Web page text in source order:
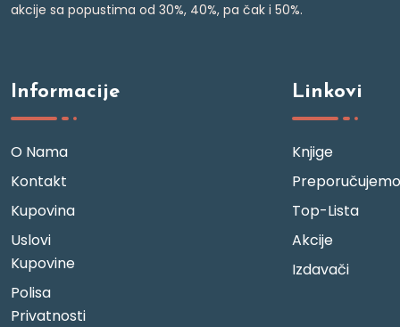
akcije sa popustima od 30%, 40%, pa čak i 50%.
Informacije
O Nama
Kontakt
Kupovina
Uslovi
Kupovine
Polisa
Privatnosti
Linkovi
Knjige
Preporučujemo
Top-Lista
Akcije
Izdavači